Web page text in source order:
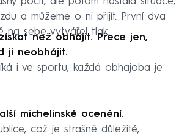
a můžeme o ni přijít. První dva
na sebe vytvářel tlak.
než obhájit. Přece jen,
ji neobhájit.
i ve sportu, každá obhajoba je
michelinské ocenění.
což je strašně důležité,